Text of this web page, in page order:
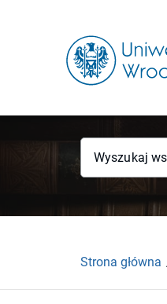
Wyszukaj
Strona główna